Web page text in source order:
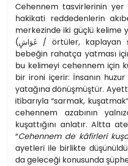
Cehennem tasvirlerinin yer
hakikati reddedenlerin
merkezinde iki güçlü kelime
(غَوَاشٍ
/ örtüler, kaplayan
bebeğin rahatça yatması
bu kelimeyi cehennem için
bir ironi içerir: İnsanın
yatağına dönüşmüştür.
itibarıyla “sarmak,
cehennem azabının
kuşattığını anlatır. Altta
“Cehennem de kâfirleri
ayetleri ile birlikte
da geleceği konusunda